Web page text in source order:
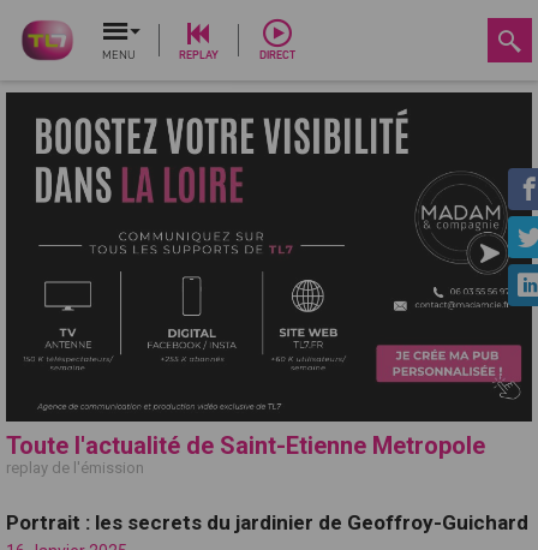
MENU REPLAY DIRECT
Toute l'actualité de Saint-Etienne Metropole
replay de l'émission
Portrait : les secrets du jardinier de Geoffroy-Guichard